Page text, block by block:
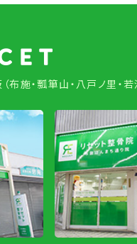
布施・瓢箪山・八戸ノ里